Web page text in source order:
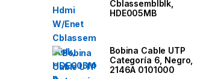
Cblassemblblk,
HDE005MB
Bobina Cable UTP
Categoría 6, Negro,
2146A 0101000